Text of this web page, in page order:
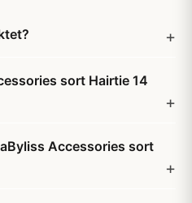
sort Hairtie 14
Accessories sort